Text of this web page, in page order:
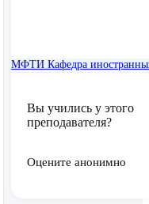
МФТИ Кафедра
Вы учились у этого
преподавателя?
Оцените анонимно